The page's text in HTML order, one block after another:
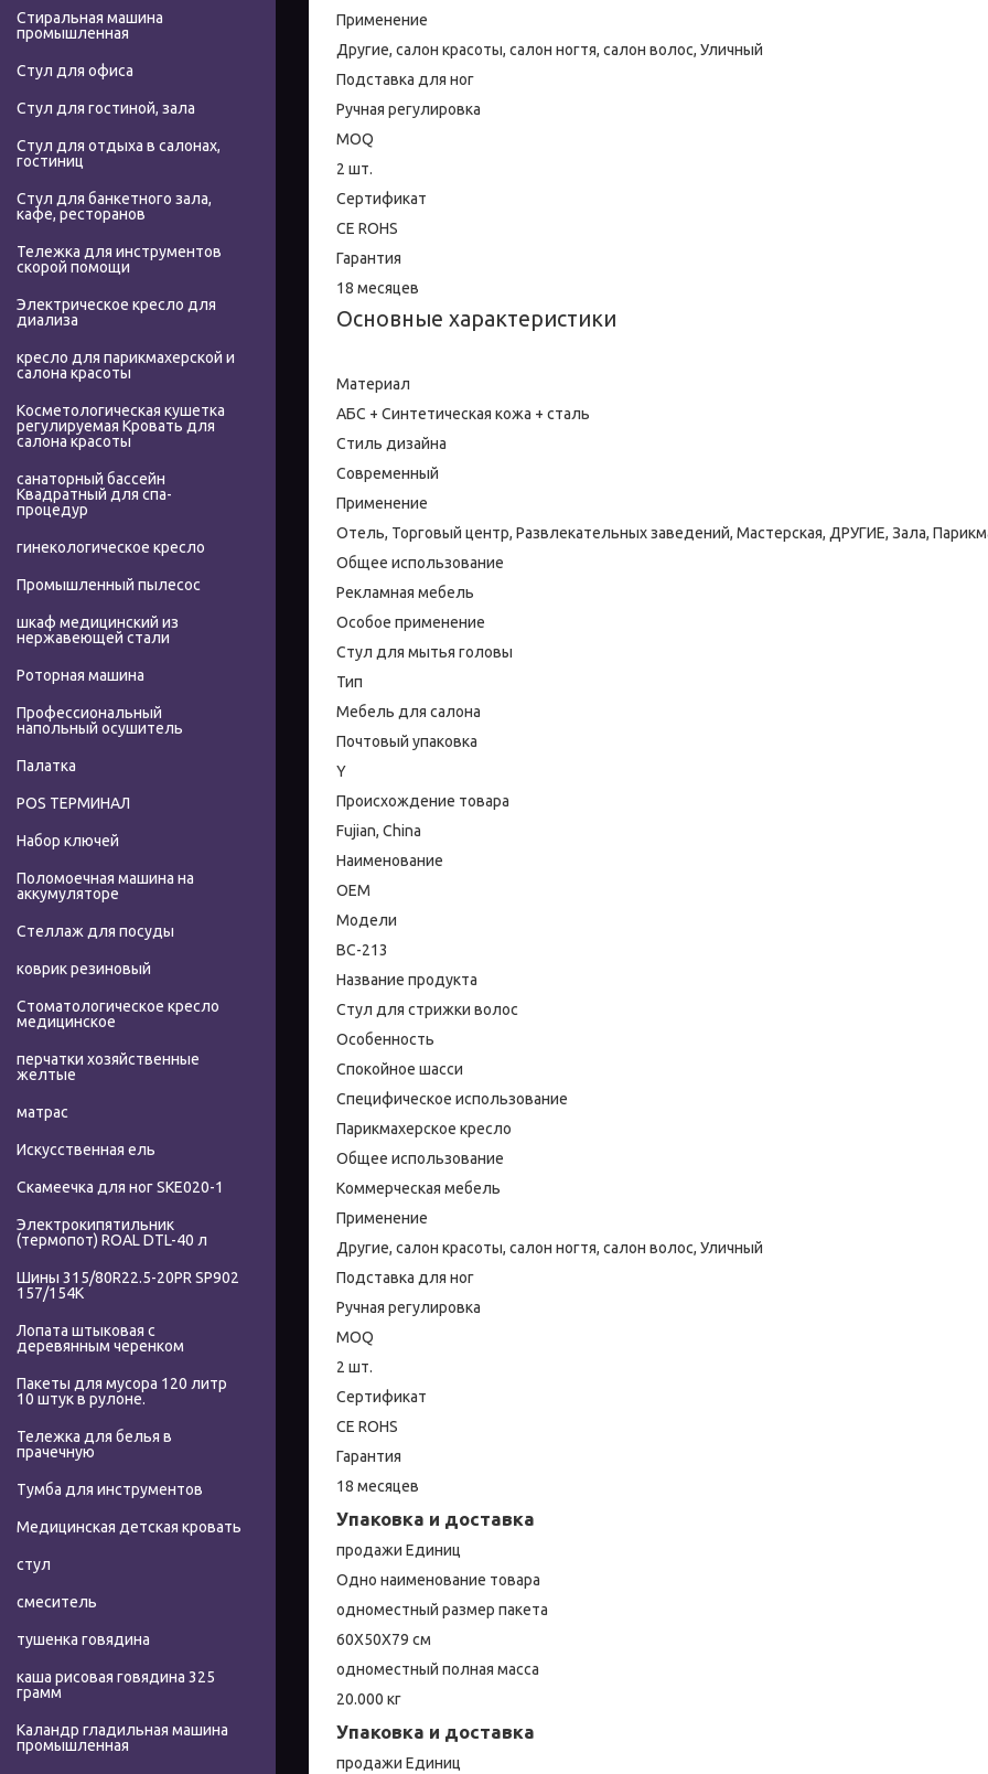
Применение
Другие, салон красоты, салон ногтя, салон волос, Уличный
Подставка для ног
Ручная регулировка
MOQ
2 шт.
Сертификат
CE ROHS
Гарантия
18 месяцев
Основные характеристики
Материал
АБС + Синтетическая кожа + сталь
Стиль дизайна
Современный
Применение
Отель, Торговый центр, Развлекательных заведений, Мастерская, ДРУГИЕ, Зала,
Общее использование
Рекламная мебель
Особое применение
Стул для мытья головы
Тип
Мебель для салона
Почтовый упаковка
Y
Происхождение товара
Fujian, China
Наименование
OEM
Модели
BC-213
Название продукта
Стул для стрижки волос
Особенность
Спокойное шасси
Специфическое использование
Парикмахерское кресло
Общее использование
Коммерческая мебель
Применение
Другие, салон красоты, салон ногтя, салон волос, Уличный
Подставка для ног
Ручная регулировка
MOQ
2 шт.
Сертификат
CE ROHS
Гарантия
18 месяцев
Упаковка и доставка
продажи Единиц
Одно наименование товара
одноместный размер пакета
60X50X79 см
одноместный полная масса
20.000 кг
Упаковка и доставка
продажи Единиц
Стиральная машина
промышленная
Стул для офиса
Стул для гостиной, зала
Стул для отдыха в салонах,
гостиниц
Стул для банкетного зала,
кафе, ресторанов
Тележка для инструментов
скорой помощи
Электрическое кресло для
диализа
кресло для парикмахерской и
салона красоты
Косметологическая кушетка
регулируемая Кровать для
салона красоты
санаторный бассейн
Квадратный для спа-
процедур
гинекологическое кресло
Промышленный пылесос
шкаф медицинский из
нержавеющей стали
Роторная машина
Профессиональный
напольный осушитель
Палатка
POS ТЕРМИНАЛ
Набор ключей
Поломоечная машина на
аккумуляторе
Стеллаж для посуды
коврик резиновый
Стоматологическое кресло
медицинское
перчатки хозяйственные
желтые
матрас
Искусственная ель
Скамеечка для ног SKE020-1
Электрокипятильник
(термопот) ROAL DTL-40 л
Шины 315/80R22.5-20PR SP902
157/154K
Лопата штыковая с
деревянным черенком
Пакеты для мусора 120 литр
10 штук в рулоне.
Тележка для белья в
прачечную
Тумба для инструментов
Медицинская детская кровать
стул
смеситель
тушенка говядина
каша рисовая говядина 325
грамм
Каландр гладильная машина
промышленная